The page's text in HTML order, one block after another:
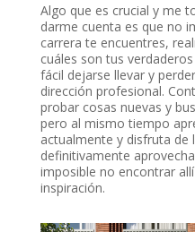
Algo que es crucial y me
darme cuenta es que no
carrera te encuentres,
cuáles son tus
fácil dejarse llevar y
dirección profesional.
probar cosas nuevas y
pero al mismo tiempo
actualmente y disfruta de
definitivamente
imposible no encontrar
inspiración.